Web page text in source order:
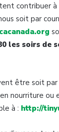
contribuer
soit par
les soirs de
être soit
nourriture ou
à : http://